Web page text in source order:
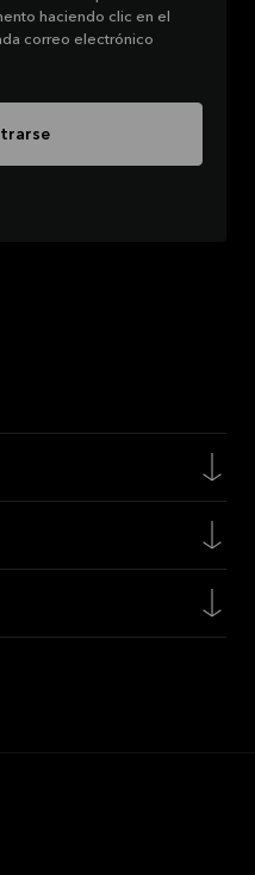
haciendo clic en el
correo electrónico